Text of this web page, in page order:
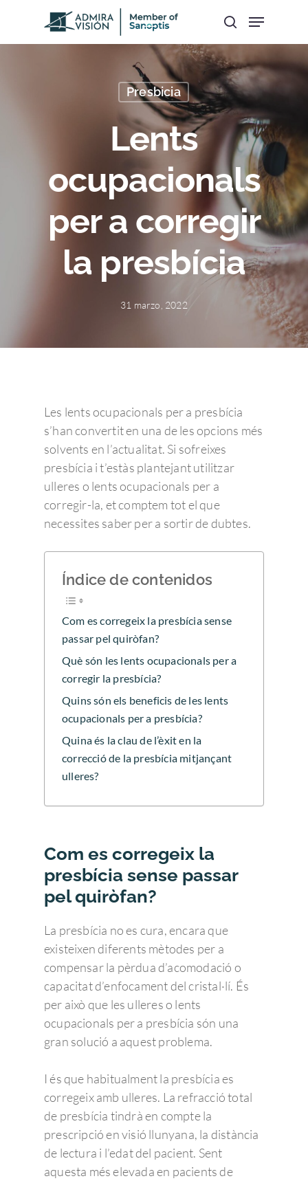
Hit enter to search or ESC to close
Presbicia
Lents
ocupacionals
per a corregir
la presbícia
31 marzo, 2022
Les lents ocupacionals per a presbícia
s’han convertit en una de les opcions més
solvents en l’actualitat. Si sofreixes
presbícia i t’estàs plantejant utilitzar
ulleres o lents ocupacionals per a
corregir-la, et comptem tot el que
necessites saber per a sortir de dubtes.
Índice de contenidos
Com es corregeix la presbícia sense
passar pel quiròfan?
Què són les lents ocupacionals per a
corregir la presbícia?
Quins són els beneficis de les lents
ocupacionals per a presbícia?
Quina és la clau de l’èxit en la
correcció de la presbícia mitjançant
ulleres?
Com es corregeix la
presbícia sense passar
pel quiròfan?
La presbícia no es cura, encara que
existeixen diferents mètodes per a
compensar la pèrdua d’acomodació o
capacitat d’enfocament del cristal·lí. És
per això que les ulleres o lents
ocupacionals per a presbícia són una
gran solució a aquest problema.
I és que habitualment la presbícia es
corregeix amb ulleres. La refracció total
de presbícia tindrà en compte la
prescripció en visió llunyana, la distància
de lectura i l’edat del pacient. Sent
aquesta més elevada en pacients de